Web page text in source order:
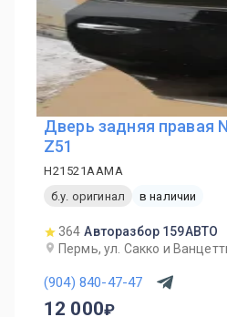
Дверь задняя правая
Z51
H21521AAMA
б.у. оригинал
в наличии
364 Авторазбор 159АВТО
Пермь, ул. Сакко и
(904) 840-47-47
12 000